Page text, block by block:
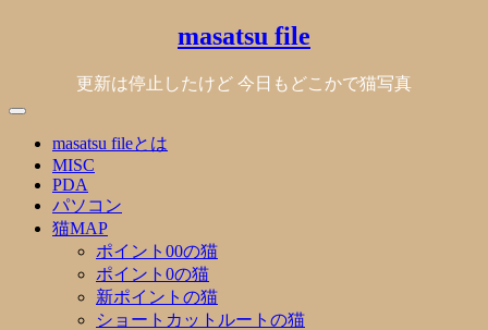
masatsu file
更新は停止したけど 今日もどこかで猫写真
masatsu fileとは
MISC
PDA
パソコン
猫MAP
ポイント00の猫
ポイント0の猫
新ポイントの猫
ショートカットルートの猫